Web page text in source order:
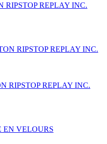
RIPSTOP REPLAY INC.
RIPSTOP REPLAY INC.